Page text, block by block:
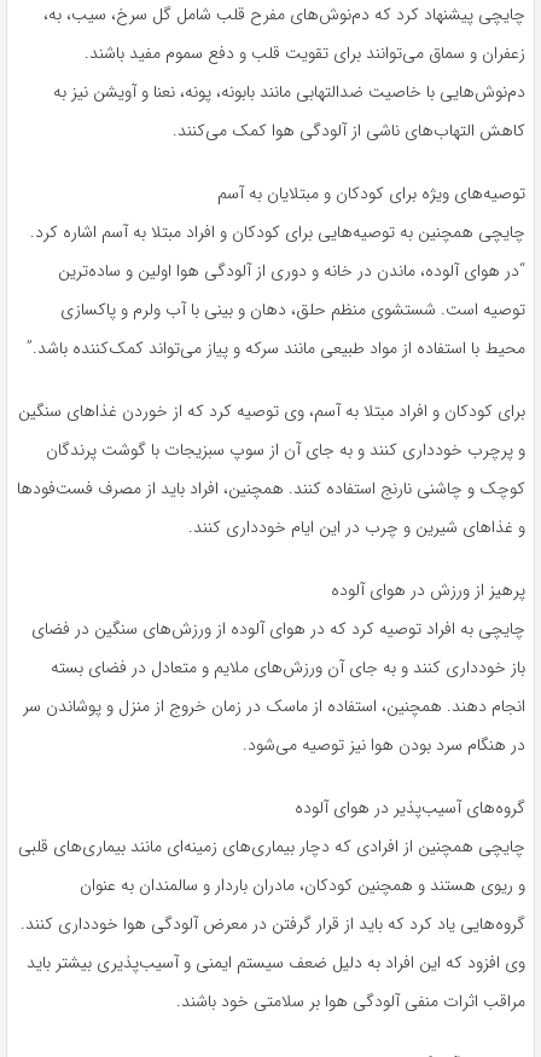
چایچی پیشنهاد کرد که دم‌نوش‌های مفرح قلب شامل گل سرخ، سیب، به،
زعفران و سماق می‌توانند برای تقویت قلب و دفع سموم مفید باشند.
دم‌نوش‌هایی با خاصیت ضدالتهابی مانند بابونه، پونه، نعنا و آویشن نیز به
کاهش التهاب‌های ناشی از آلودگی هوا کمک می‌کنند.
توصیه‌های ویژه برای کودکان و مبتلایان به آسم
چایچی همچنین به توصیه‌هایی برای کودکان و افراد مبتلا به آسم اشاره کرد.
“در هوای آلوده، ماندن در خانه و دوری از آلودگی هوا اولین و ساده‌ترین
توصیه است. شستشوی منظم حلق، دهان و بینی با آب ولرم و پاکسازی
محیط با استفاده از مواد طبیعی مانند سرکه و پیاز می‌تواند کمک‌کننده باشد.”
برای کودکان و افراد مبتلا به آسم، وی توصیه کرد که از خوردن غذاهای سنگین
و پرچرب خودداری کنند و به جای آن از سوپ سبزیجات با گوشت پرندگان
کوچک و چاشنی نارنج استفاده کنند. همچنین، افراد باید از مصرف فست‌فودها
و غذاهای شیرین و چرب در این ایام خودداری کنند.
پرهیز از ورزش در هوای آلوده
چایچی به افراد توصیه کرد که در هوای آلوده از ورزش‌های سنگین در فضای
باز خودداری کنند و به جای آن ورزش‌های ملایم و متعادل در فضای بسته
انجام دهند. همچنین، استفاده از ماسک در زمان خروج از منزل و پوشاندن سر
در هنگام سرد بودن هوا نیز توصیه می‌شود.
گروه‌های آسیب‌پذیر در هوای آلوده
چایچی همچنین از افرادی که دچار بیماری‌های زمینه‌ای مانند بیماری‌های قلبی
و ریوی هستند و همچنین کودکان، مادران باردار و سالمندان به عنوان
گروه‌هایی یاد کرد که باید از قرار گرفتن در معرض آلودگی هوا خودداری کنند.
وی افزود که این افراد به دلیل ضعف سیستم ایمنی و آسیب‌پذیری بیشتر باید
مراقب اثرات منفی آلودگی هوا بر سلامتی خود باشند.